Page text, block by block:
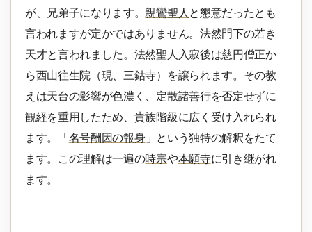
が、兄弟子になります。 親鸞聖人 と懇意だったとも
言われますが定かではありません。法然門下の若き
天才と言われました。法然聖人入寂後は慈円僧正か
ら西山往生院（現、三鈷寺）を譲られます。その教
えは天台の影響が色濃く、定散諸善行を否定せずに
観経を重用したため、貴族階級に広く受け入れられ
ます。「 名号酬因の報身 」という独特の解釈をたて
ます。この理解は一遍の時宗や本願寺に引き継がれ
ます。